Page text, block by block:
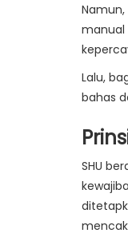
manual
Lalu,
bahas
SHU